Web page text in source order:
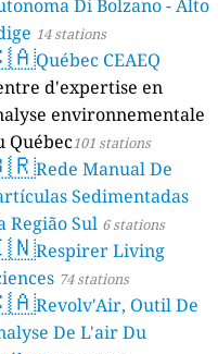
Di Bolzano - Alto
14 stations
Québec CEAEQ
d'expertise en
environnementale
Québec101 stations
Rede Manual De
Sedimentadas
Região Sul 6 stations
Respirer Living
74 stations
Revolv'Air, Outil De
De L'air Du